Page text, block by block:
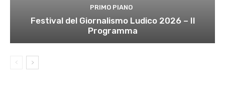
PRIMO PIANO
Festival del Giornalismo Ludico 2026 – Il
Programma